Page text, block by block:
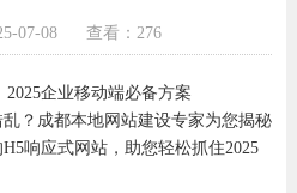
07-08 查看：276
企业移动端必备方案
？成都本地网站建设专家为您揭秘
响应式网站，助您轻松抓住2025